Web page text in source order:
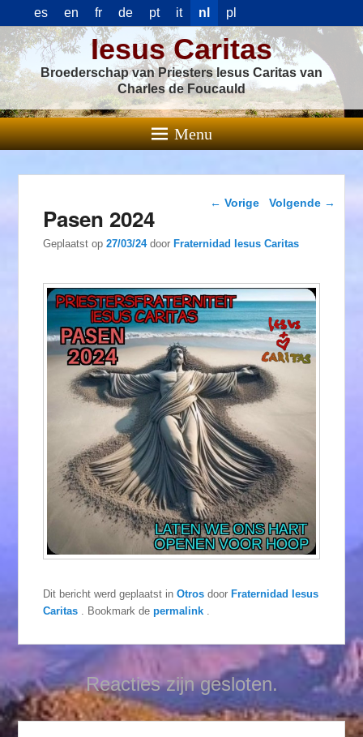
es en fr de pt it nl pl
Iesus Caritas
Broederschap van Priesters Iesus Caritas van
Charles de Foucauld
Menu
Berichtnavigatie
← Vorige Volgende →
Pasen 2024
Geplaatst op27/03/24 doorFraternidad Iesus Caritas
Dit bericht werd geplaatst inOtros doorFraternidad Iesus
Caritas
. Bookmark depermalink
Reacties zijn gesloten.